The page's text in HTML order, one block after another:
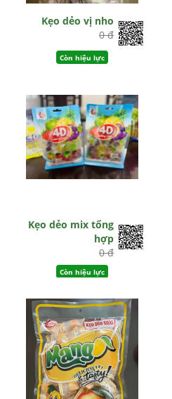
Kẹo dẻo vị nho
0 đ
Còn hiệu lực
Kẹo dẻo mix tổng
hợp
0 đ
Còn hiệu lực